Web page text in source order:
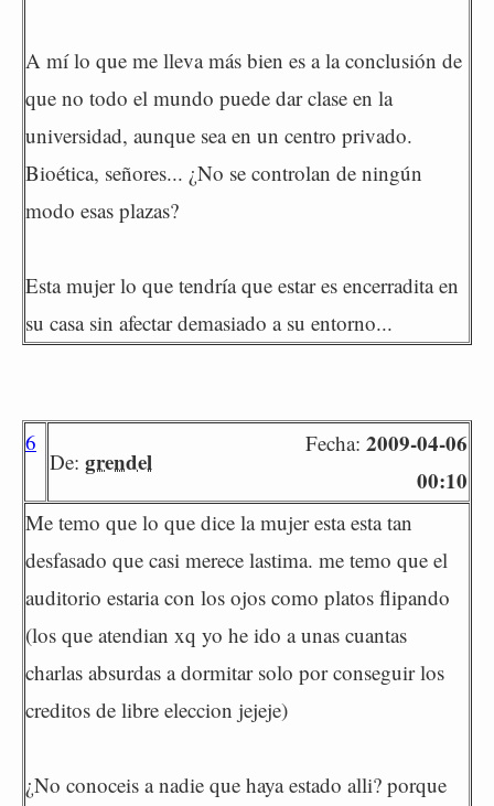
A mí lo que me lleva más bien es a la conclusión de
que no todo el mundo puede dar clase en la
universidad, aunque sea en un centro privado.
Bioética, señores... ¿No se controlan de ningún
modo esas plazas?
Esta mujer lo que tendría que estar es encerradita en
su casa sin afectar demasiado a su entorno...
6
De: grendel
Fecha: 2009-04-06
00:10
Me temo que lo que dice la mujer esta esta tan
desfasado que casi merece lastima. me temo que el
auditorio estaria con los ojos como platos flipando
(los que atendian xq yo he ido a unas cuantas
charlas absurdas a dormitar solo por conseguir los
creditos de libre eleccion jejeje)
¿No conoceis a nadie que haya estado alli? porque